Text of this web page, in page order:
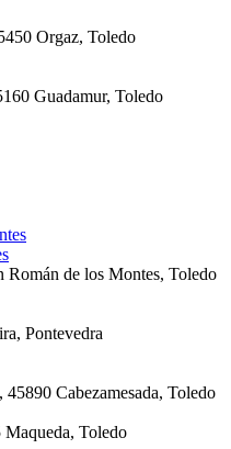
Orgaz, Toledo
Guadamur, Toledo
Román de los Montes, Toledo
Pontevedra
Cabezamesada, Toledo
Maqueda, Toledo